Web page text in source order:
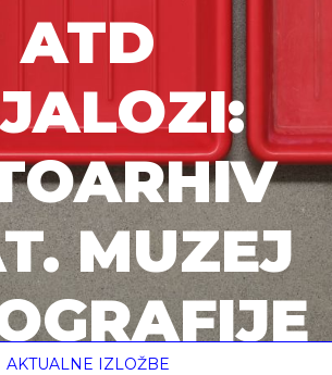
ATD
MUZEJ
AKTUALNE IZLOŽBE